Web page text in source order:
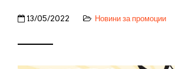
13/05/2022 Новини за промоции